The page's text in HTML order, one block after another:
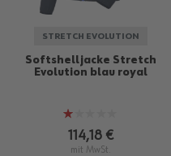
STRETCH EVOLUTION
Softshelljacke Stretch
Evolution blau royal
Bewertung:
20%
114,18 €
mit MwSt.